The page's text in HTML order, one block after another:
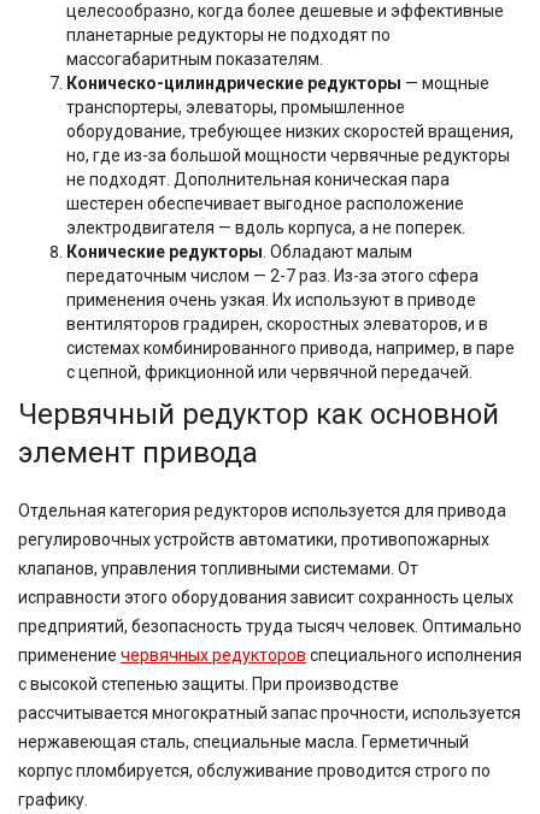
целесообразно, когда более дешевые и эффективные
планетарные редукторы не подходят по
массогабаритным показателям.
Коническо-цилиндрические редукторы — мощные
транспортеры, элеваторы, промышленное
оборудование, требующее низких скоростей вращения,
но, где из-за большой мощности червячные редукторы
не подходят. Дополнительная коническая пара
шестерен обеспечивает выгодное расположение
электродвигателя — вдоль корпуса, а не поперек.
Конические редукторы . Обладают малым
передаточным числом — 2-7 раз. Из-за этого сфера
применения очень узкая. Их используют в приводе
вентиляторов градирен, скоростных элеваторов, и в
системах комбинированного привода, например, в паре
с цепной, фрикционной или червячной передачей.
Червячный редуктор как основной
элемент привода
Отдельная категория редукторов используется для привода
регулировочных устройств автоматики, противопожарных
клапанов, управления топливными системами. От
исправности этого оборудования зависит сохранность целых
предприятий, безопасность труда тысяч человек. Оптимально
применение червячных редукторов специального исполнения
с высокой степенью защиты. При производстве
рассчитывается многократный запас прочности, используется
нержавеющая сталь, специальные масла. Герметичный
корпус пломбируется, обслуживание проводится строго по
графику.